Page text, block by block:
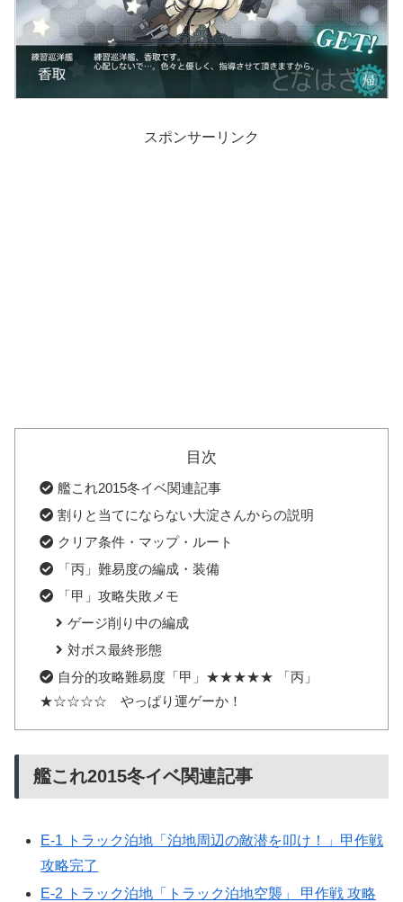
スポンサーリンク
目次
艦これ2015冬イベ関連記事
割りと当てにならない大淀さんからの説明
クリア条件・マップ・ルート
「丙」難易度の編成・装備
「甲」攻略失敗メモ
ゲージ削り中の編成
対ボス最終形態
自分的攻略難易度「甲」★★★★★ 「丙」
★☆☆☆☆ やっぱり運ゲーか！
艦これ2015冬イベ関連記事
E-1 トラック泊地「泊地周辺の敵潜を叩け！」甲作戦
攻略完了
E-2 トラック泊地「トラック泊地空襲」 甲作戦 攻略